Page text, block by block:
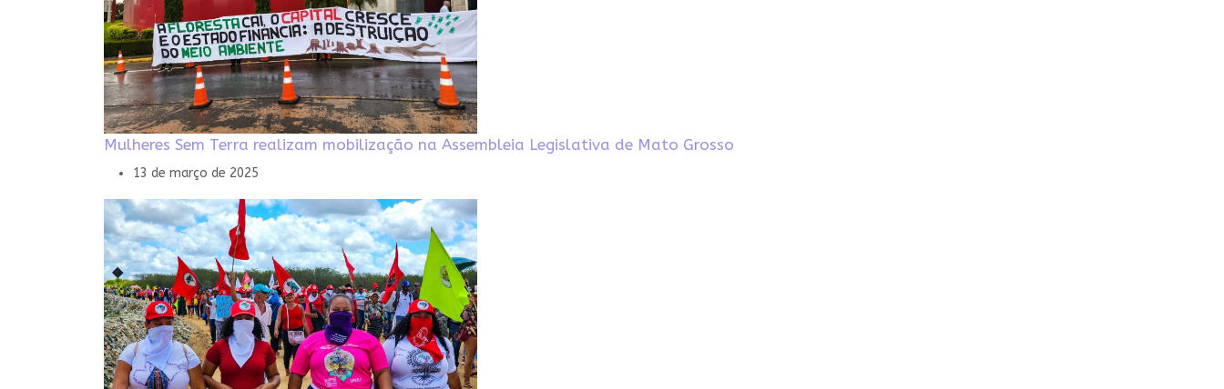
Mulheres Sem Terra realizam mobilização na Assembleia Legislativa de Mato Grosso
13 de março de 2025